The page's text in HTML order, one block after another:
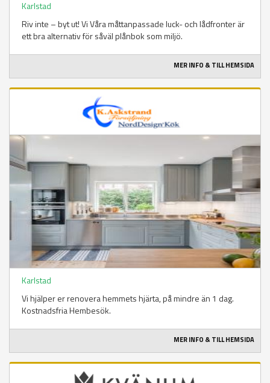
Karlstad
Riv inte – byt ut! Vi Våra måttanpassade luck- och lådfronter är
ett bra alternativ för såväl plånbok som miljö.
MER INFO & TILL HEMSIDA
Karlstad
Vi hjälper er renovera hemmets hjärta, på mindre än 1 dag.
Kostnadsfria Hembesök.
MER INFO & TILL HEMSIDA